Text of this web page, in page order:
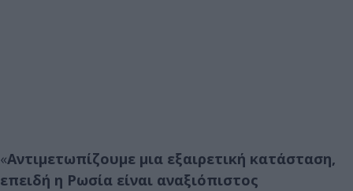
«Αντιμετωπίζουμε μια εξαιρετική κατάσταση,
επειδή η Ρωσία είναι αναξιόπιστος